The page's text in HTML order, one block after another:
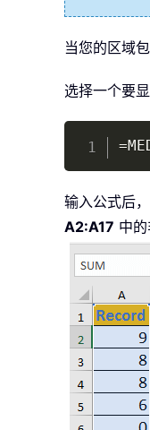
当您的区域
选择一个要
输入公式后
A2:A17 中的